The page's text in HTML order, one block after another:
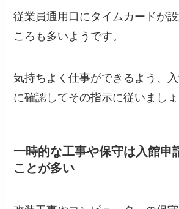
従業員通用口にタイムカードが
ころも多いようです。
気持ちよく仕事ができるよう、
に確認してその指示に従いましょ
一時的な工事や保守は入館申
ことが多い